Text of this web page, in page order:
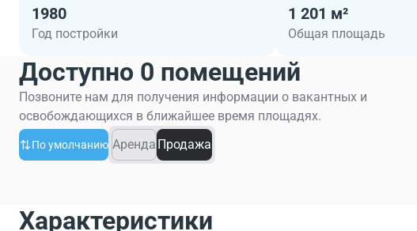
1980
Год постройки
1 201 м²
Общая площадь
Доступно 0 помещений
Позвоните нам для получения информации о вакантных и
освобождающихся в ближайшее время площадях.
По умолчанию Аренда Продажа
Характеристики